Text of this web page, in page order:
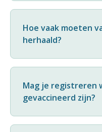
Hoe vaak moeten
herhaald?
Mag je registreren
gevaccineerd zijn?